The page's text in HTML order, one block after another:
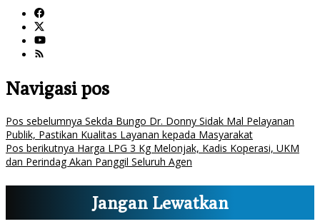
Navigasi pos
Pos sebelumnya Sekda Bungo Dr. Donny Sidak Mal Pelayanan
Publik, Pastikan Kualitas Layanan kepada Masyarakat
Pos berikutnya Harga LPG 3 Kg Melonjak, Kadis Koperasi, UKM
dan Perindag Akan Panggil Seluruh Agen
Jangan Lewatkan